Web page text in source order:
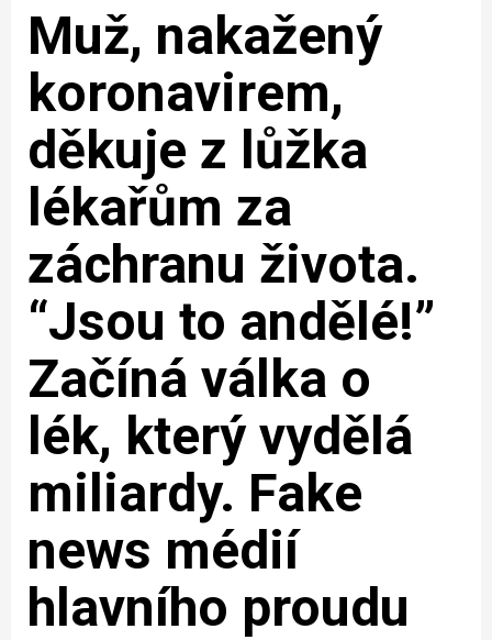
Muž, nakažený
koronavirem,
děkuje z lůžka
lékařům za
záchranu života.
“Jsou to andělé!”
Začíná válka o
lék, který vydělá
miliardy. Fake
news médií
hlavního proudu